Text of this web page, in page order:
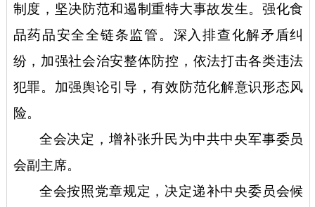
制度，坚决防范和遏制重特大事故发生。强化食
品药品安全全链条监管。深入排查化解矛盾纠
纷，加强社会治安整体防控，依法打击各类违法
犯罪。加强舆论引导，有效防范化解意识形态风
险。
全会决定，增补张升民为中共中央军事委员
会副主席。
全会按照党章规定，决定递补中央委员会候